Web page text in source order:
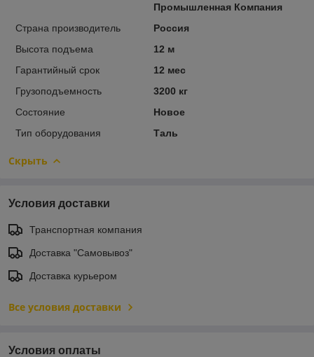
Промышленная Компания
Страна производитель
Россия
Высота подъема
12 м
Гарантийный срок
12 мес
Грузоподъемность
3200 кг
Состояние
Новое
Тип оборудования
Таль
Скрыть
Условия доставки
Транспортная компания
Доставка "Самовывоз"
Доставка курьером
Все условия доставки
Условия оплаты